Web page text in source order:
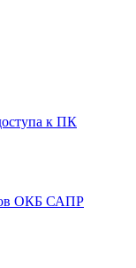
к ПК
ОКБ САПР